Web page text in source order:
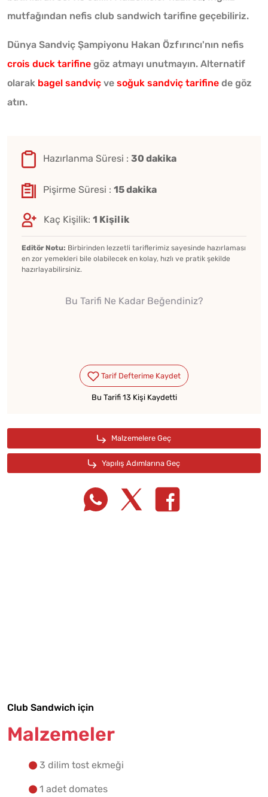
mutfağından nefis club sandwich tarifine geçebiliriz.
Dünya Sandviç Şampiyonu Hakan Özfırıncı'nın nefis
crois duck tarifine göz atmayı unutmayın. Alternatif
olarak bagel sandviç ve soğuk sandviç tarifine de göz
atın.
Hazırlanma Süresi : 30 dakika
Pişirme Süresi : 15 dakika
Kaç Kişilik: 1 Kişilik
Editör Notu: Birbirinden lezzetli tariflerimiz sayesinde hazırlaması
en zor yemekleri bile olabilecek en kolay, hızlı ve pratik şekilde
hazırlayabilirsiniz.
Bu Tarifi Ne Kadar Beğendiniz?
Bu Tarifi 13 Kişi Kaydetti
Club Sandwich için
Malzemeler
3 dilim tost ekmeği
1 adet domates